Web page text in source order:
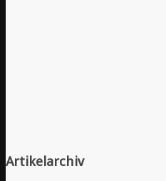
Artikelarchiv